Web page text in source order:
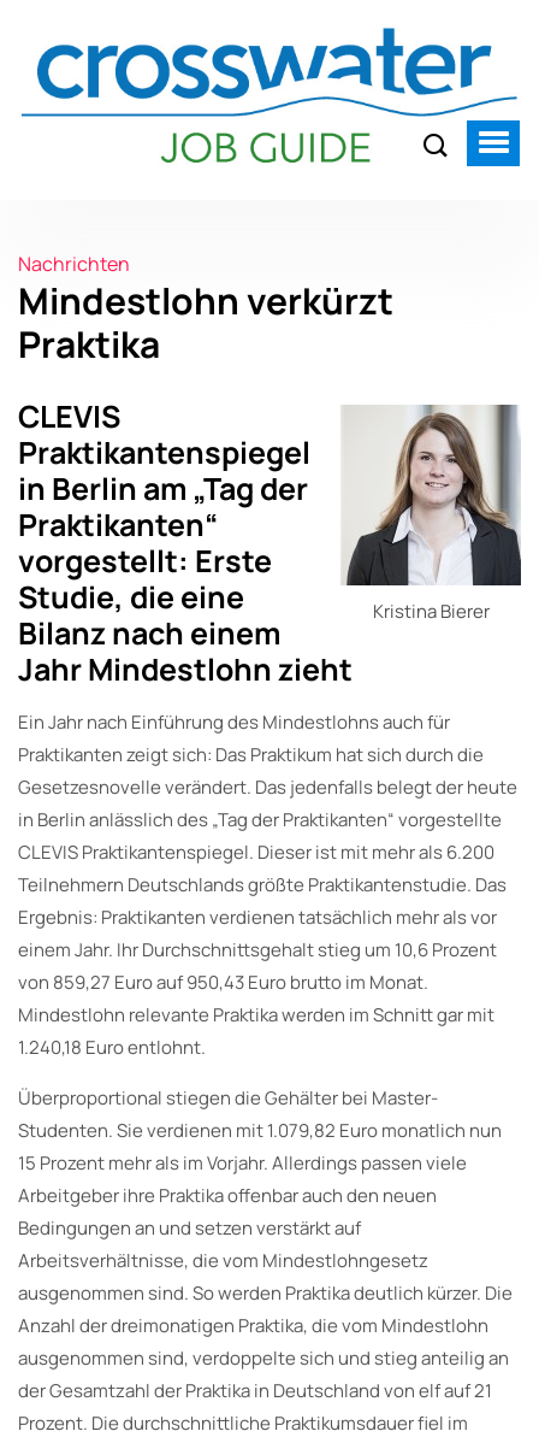
Nachrichten
Mindestlohn verkürzt
Praktika
Kristina Bierer
CLEVIS
Praktikantenspiegel
in Berlin am „Tag der
Praktikanten“
vorgestellt: Erste
Studie, die eine
Bilanz nach einem
Jahr Mindestlohn zieht
Ein Jahr nach Einführung des Mindestlohns auch für
Praktikanten zeigt sich: Das Praktikum hat sich durch die
Gesetzesnovelle verändert. Das jedenfalls belegt der heute
in Berlin anlässlich des „Tag der Praktikanten“ vorgestellte
CLEVIS Praktikantenspiegel. Dieser ist mit mehr als 6.200
Teilnehmern Deutschlands größte Praktikantenstudie. Das
Ergebnis: Praktikanten verdienen tatsächlich mehr als vor
einem Jahr. Ihr Durchschnittsgehalt stieg um 10,6 Prozent
von 859,27 Euro auf 950,43 Euro brutto im Monat.
Mindestlohn relevante Praktika werden im Schnitt gar mit
1.240,18 Euro entlohnt.
Überproportional stiegen die Gehälter bei Master-
Studenten. Sie verdienen mit 1.079,82 Euro monatlich nun
15 Prozent mehr als im Vorjahr. Allerdings passen viele
Arbeitgeber ihre Praktika offenbar auch den neuen
Bedingungen an und setzen verstärkt auf
Arbeitsverhältnisse, die vom Mindestlohngesetz
ausgenommen sind. So werden Praktika deutlich kürzer. Die
Anzahl der dreimonatigen Praktika, die vom Mindestlohn
ausgenommen sind, verdoppelte sich und stieg anteilig an
der Gesamtzahl der Praktika in Deutschland von elf auf 21
Prozent. Die durchschnittliche Praktikumsdauer fiel im